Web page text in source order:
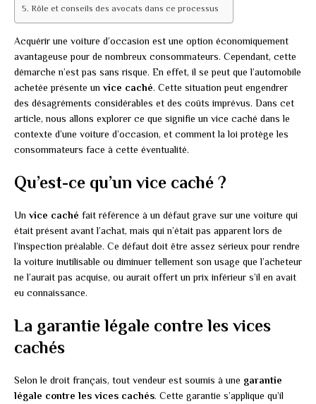
Rôle et conseils des avocats dans ce processus
Acquérir une voiture d’occasion est une option économiquement
avantageuse pour de nombreux consommateurs. Cependant, cette
démarche n’est pas sans risque. En effet, il se peut que l’automobile
achetée présente un vice caché. Cette situation peut engendrer
des désagréments considérables et des coûts imprévus. Dans cet
article, nous allons explorer ce que signifie un vice caché dans le
contexte d’une voiture d’occasion, et comment la loi protège les
consommateurs face à cette éventualité.
Qu’est-ce qu’un vice caché ?
Un vice caché fait référence à un défaut grave sur une voiture qui
était présent avant l’achat, mais qui n’était pas apparent lors de
l’inspection préalable. Ce défaut doit être assez sérieux pour rendre
la voiture inutilisable ou diminuer tellement son usage que l’acheteur
ne l’aurait pas acquise, ou aurait offert un prix inférieur s’il en avait
eu connaissance.
La garantie légale contre les vices
cachés
Selon le droit français, tout vendeur est soumis à une garantie
légale contre les vices cachés. Cette garantie s’applique qu’il